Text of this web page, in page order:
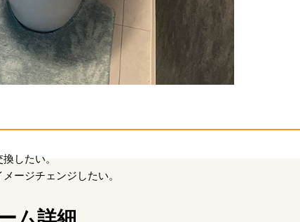
したい。
ージチェンジしたい。